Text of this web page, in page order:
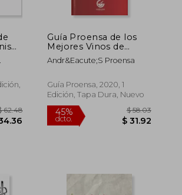
$ 74.70
$ 41.08
40%
dcto.
Guía Proensa de los
Mejores Vinos de
España 2021
Andr&Eacute;S Proensa
Guía Proensa, 2020, 1
Edición, Tapa Dura, Nuevo